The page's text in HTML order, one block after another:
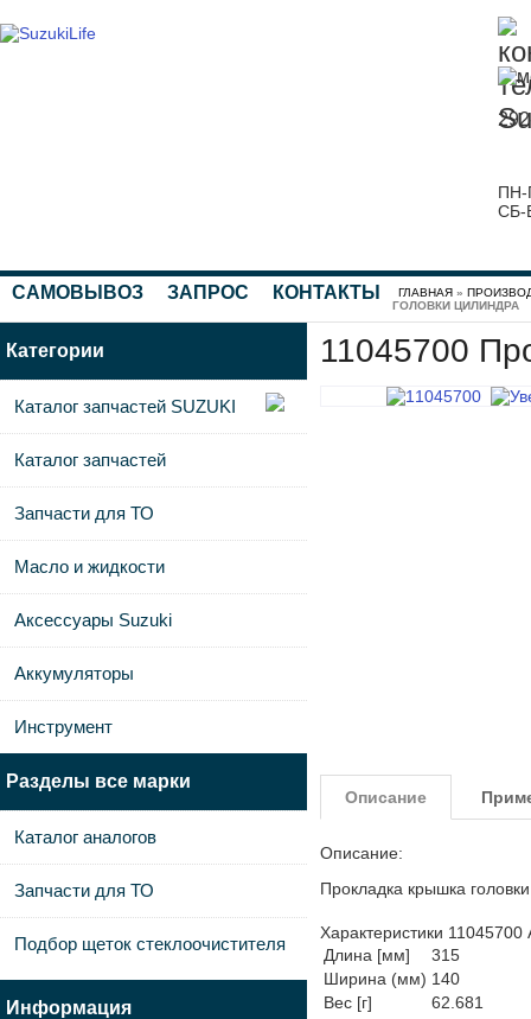
ПН-
СБ-
САМОВЫВОЗ ЗАПРОС КОНТАКТЫ ГЛАВНАЯ »
ГОЛОВКИ ЦИЛИНДРА
11045700
Описание
Описание:
Прокладка крышка
Характеристики 11045700
Длина [мм]
315
Ширина (мм) 140
Вес [г]
62.681
Категории
Каталог запчастей SUZUKI
Каталог запчастей
Запчасти для ТО
Масло и жидкости
Аксессуары Suzuki
Аккумуляторы
Инструмент
Разделы все марки
Каталог аналогов
Запчасти для ТО
Подбор щеток стеклоочистителя
Информация